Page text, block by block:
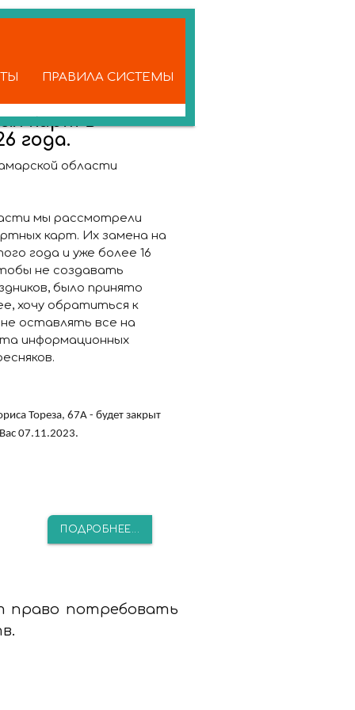
ПРАВИЛА СИСТЕМЫ
карт в
года.
области
мы рассмотрели
карт. Их замена на
года и уже более 16
не создавать
было принято
хочу обратиться к
оставлять все на
информационных
Тореза, 67А - будет закрыт
07.11.2023.
ПОДРОБНЕЕ...
право потребовать